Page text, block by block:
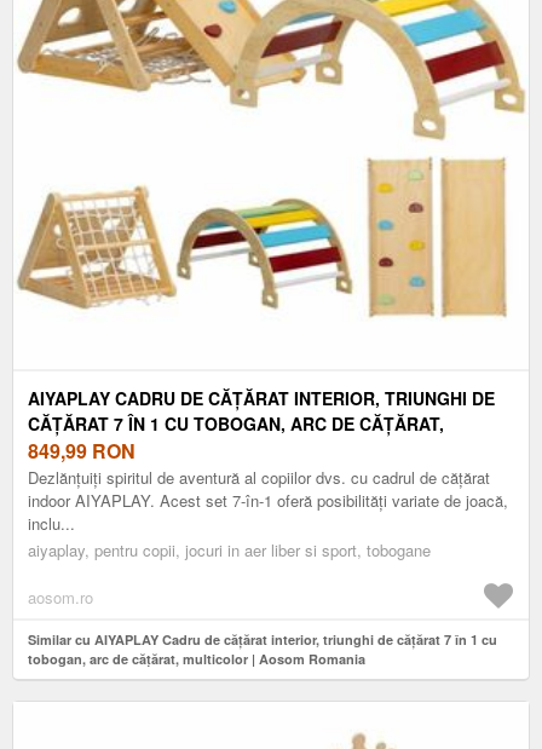
AIYAPLAY CADRU DE CĂȚĂRAT INTERIOR, TRIUNGHI DE
CĂȚĂRAT 7 ÎN 1 CU TOBOGAN, ARC DE CĂȚĂRAT,
MULTICOLOR | AOSOM ROMANIA
849,99 RON
Dezlănțuiți spiritul de aventură al copiilor dvs. cu cadrul de cățărat
indoor AIYAPLAY. Acest set 7-în-1 oferă posibilități variate de joacă,
inclu...
aiyaplay, pentru copii, jocuri in aer liber si sport, tobogane
aosom.ro
Similar cu AIYAPLAY Cadru de cățărat interior, triunghi de cățărat 7 în 1 cu
tobogan, arc de cățărat, multicolor | Aosom Romania